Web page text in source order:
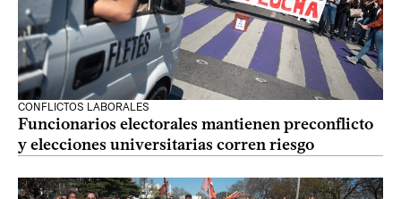
CONFLICTOS LABORALES
Funcionarios electorales mantienen preconflicto
y elecciones universitarias corren riesgo